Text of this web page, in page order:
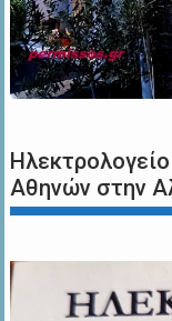
Αθηνών στην